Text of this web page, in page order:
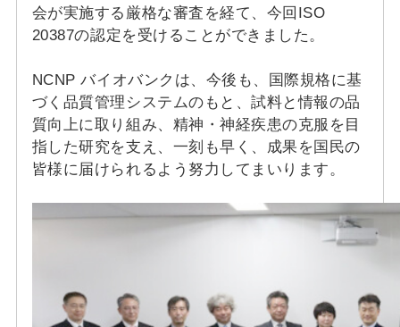
会が実施する厳格な審査を経て、今回ISO
20387の認定を受けることができました。
NCNP バイオバンクは、今後も、国際規格に基
づく品質管理システムのもと、試料と情報の品
質向上に取り組み、精神・神経疾患の克服を目
指した研究を支え、一刻も早く、成果を国民の
皆様に届けられるよう努力してまいります。